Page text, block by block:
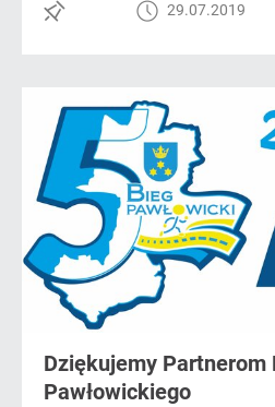
29.07.2019
Dziękujemy Partnerom
Pawłowickiego